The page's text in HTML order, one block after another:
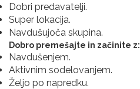
Dobri predavatelji.
Super lokacija.
Navdušujoča skupina.
Dobro premešajte in začinite z:
Navdušenjem.
Aktivnim sodelovanjem.
Željo po napredku.